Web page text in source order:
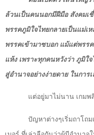
ล้วนเป็นคนนอกมีฝีมือ สังคมเ
พรรคภูมิใจไทยกลายเป็นแม่เ
พรรคเข้ามาซบอก แม้แต่พรรค
แห้ง เพราะทุกคนหวังว่า ภูมิใ
สู่อำนาจอย่างง่ายดาย ในการ
แต่อยู่มาไม่นาน เกมพ
ปัญหาต่างๆเริ่มถาโถ